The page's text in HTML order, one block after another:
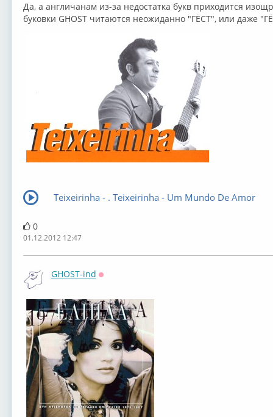
Да, а англичанам из-за недостатка букв приходится
буковки GHOST читаются неожиданно "ГЁСТ", или даже
Teixeirinha - . Teixeirinha - Um Mundo De Amor
0
01.12.2012 12:47
GHOST-ind